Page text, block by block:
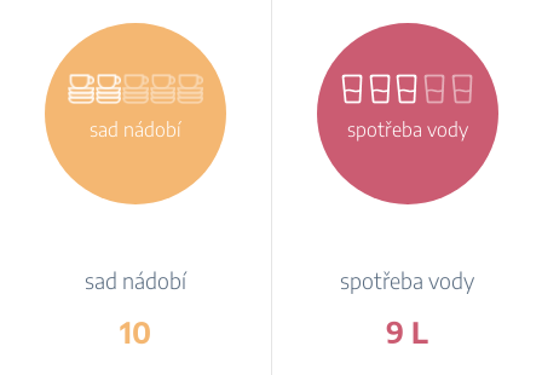
sad nádobí
sad nádobí
10
spotřeba vody
spotřeba vody
9 L